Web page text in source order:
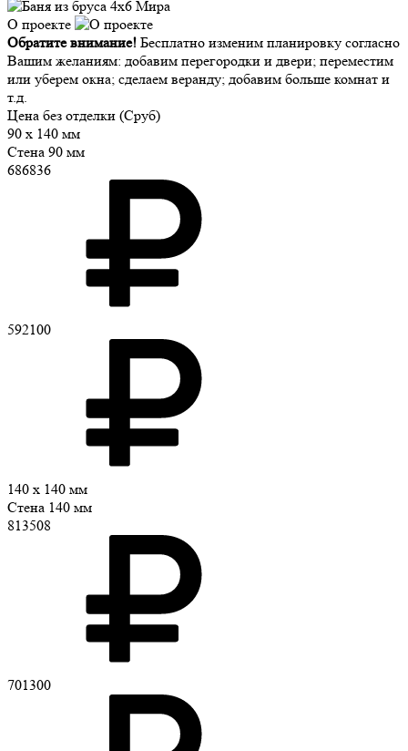
О проекте
Обратите внимание! Бесплатно изменим планировку согласно
Вашим желаниям: добавим перегородки и двери; переместим
или уберем окна; сделаем веранду; добавим больше комнат и
т.д.
Цена без отделки (Сруб)
90 x 140 мм
Стена 90 мм
686836
592100
140 x 140 мм
Стена 140 мм
813508
701300